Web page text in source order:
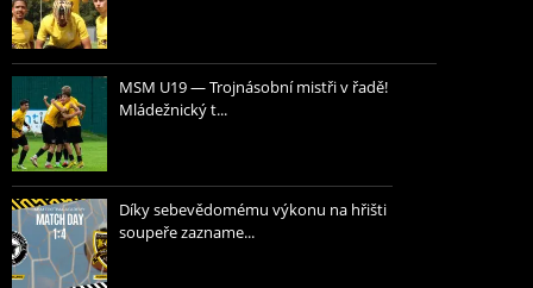
MSM U19 — Trojnásobní mistři v řadě!
Mládežnický t...
Díky sebevědomému výkonu na hřišti
soupeře zazname...